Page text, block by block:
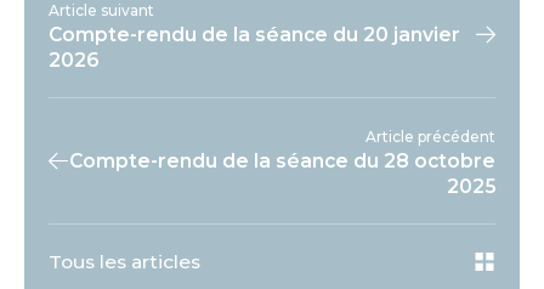
Article suivant
Compte-rendu de la séance du 20 janvier
2026
Article précédent
Compte-rendu de la séance du 28 octobre
2025
Tous les articles